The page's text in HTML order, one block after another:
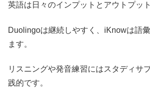
英語は日々のインプットとアウトプッ
Duolingoは継続しやすく、iKnowは語
ます。
リスニングや発音練習にはスタディサ
践的です。